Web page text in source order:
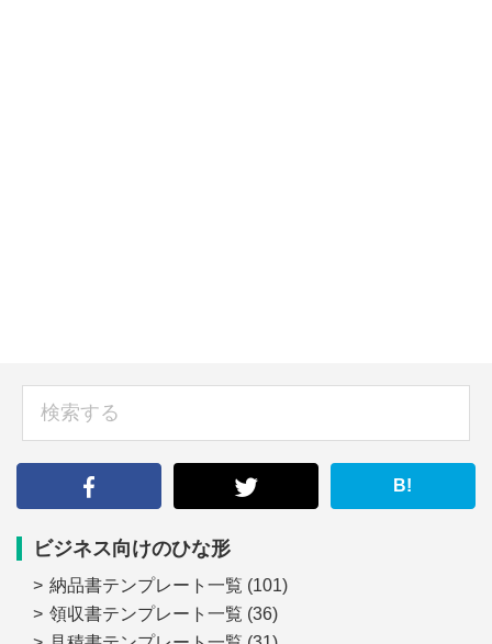
B!
ビジネス向けのひな形
納品書テンプレート一覧 (101)
領収書テンプレート一覧 (36)